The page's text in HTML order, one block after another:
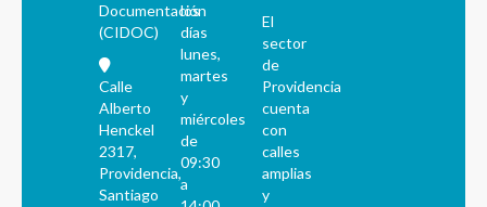
Documentación
(CIDOC)
Calle
Alberto
Henckel
2317,
Providencia,
Santiago
los
días
lunes,
martes
y
miércoles
de
09:30
a
El
sector
de
Providencia
cuenta
con
calles
amplias
y